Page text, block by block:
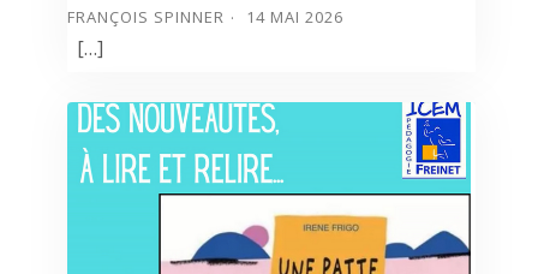
FRANÇOIS SPINNER 14 MAI 2026
[…]